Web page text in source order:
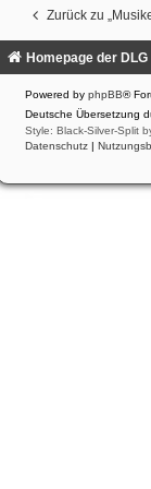
Zurück zu
Homepage der DLG
Powered by phpBB®
Deutsche Übersetzung
Style: Black-Silver-Split
Datenschutz